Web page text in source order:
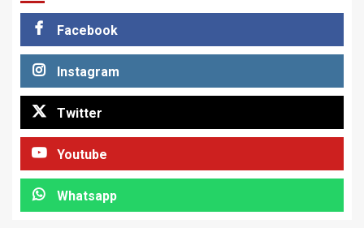
Facebook
Instagram
Twitter
Youtube
Whatsapp